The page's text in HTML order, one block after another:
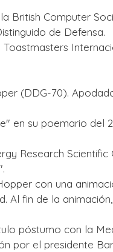
British Computer
de Defensa.
(DDG-70).
en su poemario del
Research Scientific
con una
Al fin de la
póstumo con la
por el presidente